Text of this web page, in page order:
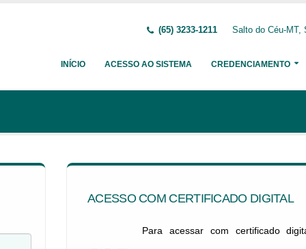
(65) 3233-1211 Salto do Céu-MT,
INÍCIO ACESSO AO SISTEMA CREDENCIAMENTO
ACESSO COM CERTIFICADO DIGITAL
Para acessar com certificado